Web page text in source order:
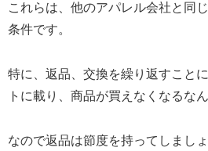
これらは、他のアパレル会社と同
条件です。
特に、返品、交換を繰り返すこと
トに載り、商品が買えなくなるな
なので返品は節度を持ってしましょ